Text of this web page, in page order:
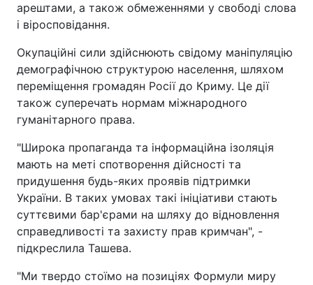
арештами, а також обмеженнями у свободі слова
і віросповідання.
Окупаційні сили здійснюють свідому маніпуляцію
демографічною структурою населення, шляхом
переміщення громадян Росії до Криму. Це дії
також суперечать нормам міжнародного
гуманітарного права.
"Широка пропаганда та інформаційна ізоляція
мають на меті спотворення дійсності та
придушення будь-яких проявів підтримки
України. В таких умовах такі ініціативи стають
суттєвими бар'єрами на шляху до відновлення
справедливості та захисту прав кримчан", -
підкреслила Ташева.
"Ми твердо стоїмо на позиціях Формули миру